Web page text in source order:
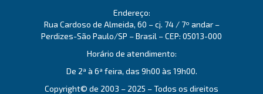
Endereço:
Rua Cardoso de Almeida, 60 – cj. 74 / 7º andar –
Perdizes-São Paulo/SP – Brasil – CEP: 05013-000
Horário de atendimento:
De 2ª à 6ª feira, das 9h00 às 19h00.
Copyright© de 2003 – 2025 – Todos os direitos